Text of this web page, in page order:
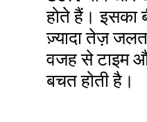
होते हैं। इसका
ज़्यादा तेज़
वजह से टाइम
बचत होती है।